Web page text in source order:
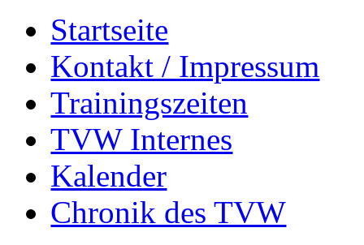
Startseite
Kontakt / Impressum
Trainingszeiten
TVW Internes
Kalender
Chronik des TVW